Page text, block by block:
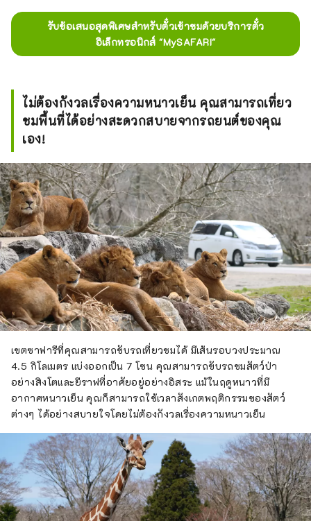
รับข้อเสนอสุดพิเศษสำหรับตั๋วเข้าชมด้วยบริการตั๋ว
อิเล็กทรอนิกส์ "MySAFARI"
ไม่ต้องกังวลเรื่องความหนาวเย็น คุณสามารถเที่ยว
ชมพื้นที่ได้อย่างสะดวกสบายจากรถยนต์ของคุณ
เอง!
เขตซาฟารีที่คุณสามารถขับรถเที่ยวชมได้ มีเส้นรอบวงประมาณ
4.5 กิโลเมตร แบ่งออกเป็น 7 โซน คุณสามารถขับรถชมสัตว์ป่า
อย่างสิงโตและยีราฟที่อาศัยอยู่อย่างอิสระ แม้ในฤดูหนาวที่มี
อากาศหนาวเย็น คุณก็สามารถใช้เวลาสังเกตพฤติกรรมของสัตว์
ต่างๆ ได้อย่างสบายใจโดยไม่ต้องกังวลเรื่องความหนาวเย็น